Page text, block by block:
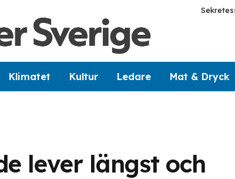
Klimatet Kultur Ledare Mat & Dryck
lever längst och